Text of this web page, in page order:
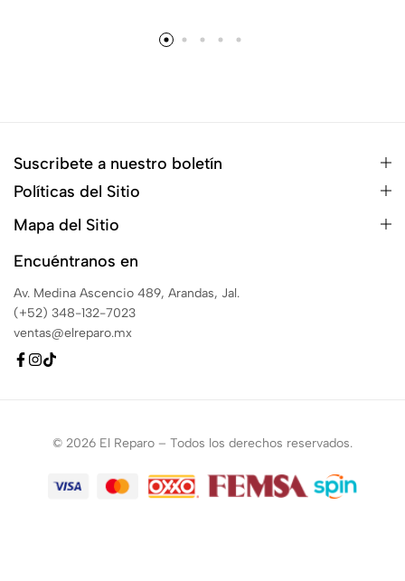
Suscribete a nuestro boletín
Políticas del Sitio
Mapa del Sitio
Encuéntranos en
Av. Medina Ascencio 489, Arandas, Jal.
(+52) 348-132-7023
ventas@elreparo.mx
© 2026 El Reparo – Todos los derechos reservados.